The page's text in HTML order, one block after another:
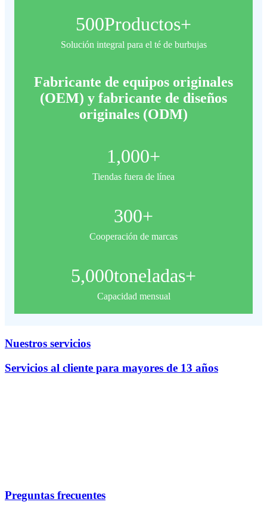
500Productos+
Solución integral para el té de burbujas
Fabricante de equipos originales
(OEM) y fabricante de diseños
originales (ODM)
1,000+
Tiendas fuera de línea
300+
Cooperación de marcas
5,000toneladas+
Capacidad mensual
Nuestros servicios
Servicios al cliente para mayores de 13 años
Preguntas frecuentes